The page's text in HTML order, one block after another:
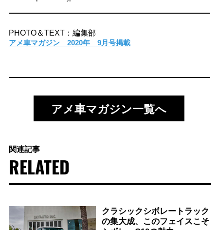
PHOTO＆TEXT：編集部
アメ車マガジン 2020年 9月号掲載
アメ車マガジン一覧へ
関連記事
RELATED
クラシックシボレートラック
の集大成、このフェイスこそ